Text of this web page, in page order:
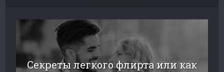
Секреты легкого флирта или как